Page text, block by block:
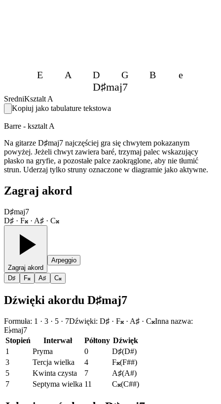
E A D G B e
D♯maj7
SredniKsztalt A
Kopiuj jako tabulature tekstowa
Barre - ksztalt A
Na gitarze D♯maj7 najczęściej gra się chwytem pokazanym
powyżej. Jeżeli chwyt zawiera baré, trzymaj palec wskazujący
płasko na gryfie, a pozostałe palce zaokrąglone, aby nie tłumić
strun. Uderzaj tylko struny oznaczone w diagramie jako aktywne.
Zagraj akord
D♯maj7
D♯ · F𝄪 · A♯ · C𝄪
Zagraj akord
Arpeggio
D♯ F𝄪 A♯ C𝄪
Dźwięki akordu D♯maj7
Formuła: 1 · 3 · 5 · 7Dźwięki: D♯ · F𝄪 · A♯ · C𝄪Inna nazwa:
E♭maj7
Stopień
Interwał Półtony Dźwięk
1
Pryma 0 D♯(D#)
3
Tercja wielka 4 F𝄪(F##)
5
Kwinta czysta 7 A♯(A#)
7
Septyma wielka 11 C𝄪(C##)